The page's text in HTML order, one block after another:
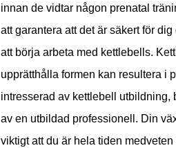
innan de vidtar någon prenatal
att garantera att det är säkert för
att börja arbeta med kettlebells.
upprätthålla formen kan resultera i
intresserad av kettlebell
av en utbildad professionell. Din
viktigt att du är hela tiden